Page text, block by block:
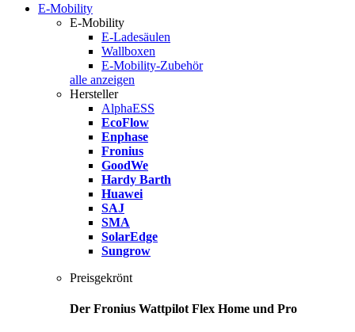
E-Mobility
E-Mobility
E-Ladesäulen
Wallboxen
E-Mobility-Zubehör
alle anzeigen
Hersteller
AlphaESS
EcoFlow
Enphase
Fronius
GoodWe
Hardy Barth
Huawei
SAJ
SMA
SolarEdge
Sungrow
Preisgekrönt
Der Fronius Wattpilot Flex Home und Pro